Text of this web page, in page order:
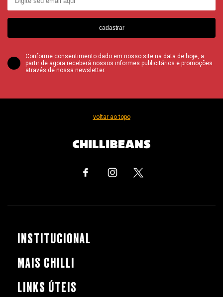
cadastrar
Conforme consentimento dado em nosso site na data de hoje, a
partir de agora receberá nossos informes publicitários e promoções
através de nossa newsletter.
voltar ao topo
INSTITUCIONAL
MAIS CHILLI
LINKS ÚTEIS